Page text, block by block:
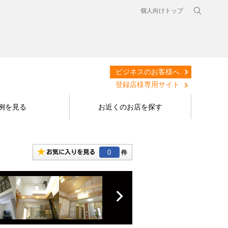
個人向けトップ
ビジネスのお客様へ
登録店様専用サイト
を見る お近くのお店を探す
0